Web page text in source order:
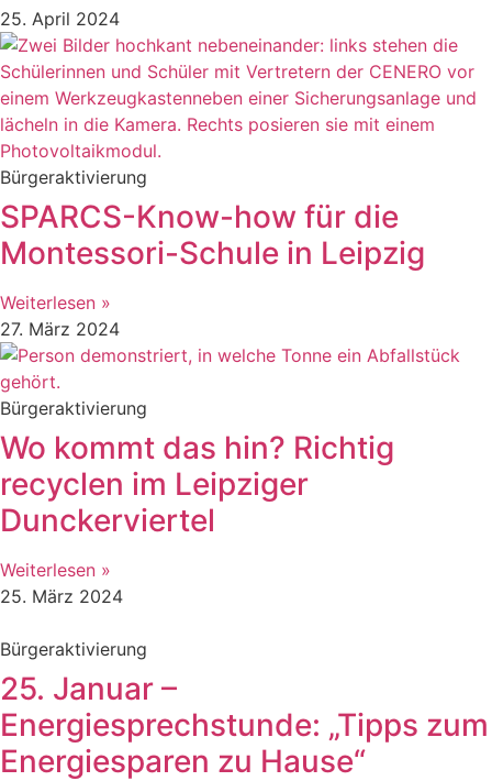
25. April 2024
Bürgeraktivierung
SPARCS-Know-how für die
Montessori-Schule in Leipzig
Weiterlesen »
27. März 2024
Bürgeraktivierung
Wo kommt das hin? Richtig
recyclen im Leipziger
Dunckerviertel
Weiterlesen »
25. März 2024
Bürgeraktivierung
25. Januar –
Energiesprechstunde: „Tipps zum
Energiesparen zu Hause“